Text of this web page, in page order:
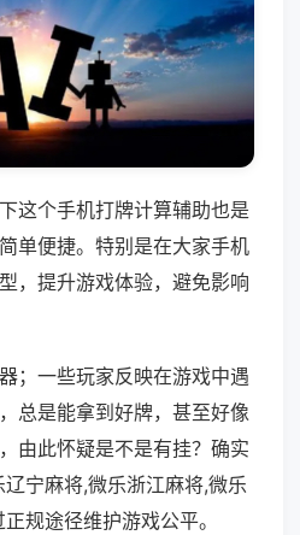
这个手机打牌计算辅助也是
单便捷。特别是在大家手机
，提升游戏体验，避免影响
；一些玩家反映在游戏中遇
总是能拿到好牌，甚至好像
由此怀疑是不是有挂？确实
宁麻将,微乐浙江麻将,微乐
规途径维护游戏公平。